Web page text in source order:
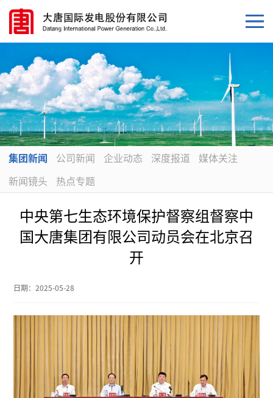
集团新闻 公司新闻 企业动态 深度报道
媒体关注
新闻镜头
热点专题
中央第七生态环境保护督察组督察中
国大唐集团有限公司动员会在北京召
开
日期：2025-05-28